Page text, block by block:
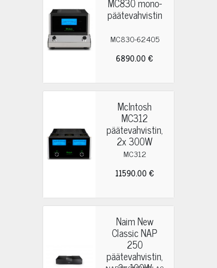
päätevahvistin
MC830-62405
6890.00 €
McIntosh
MC312
päätevahvistin,
2x 300W
MC312
11590.00 €
Naim New
Classic NAP
250
päätevahvistin,